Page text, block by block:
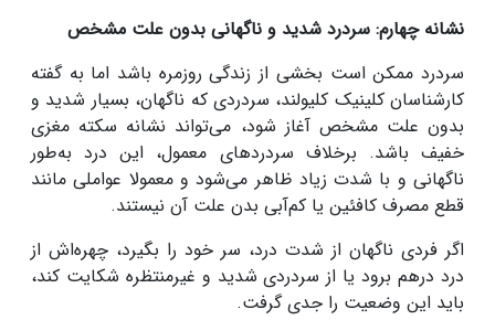
نشانه چهارم: سردرد شدید و ناگهانی بدون علت مشخص
سردرد ممکن است بخشی از زندگی روزمره باشد اما به گفته
کارشناسان کلینیک کلیولند، سردردی که ناگهان، بسیار شدید و
بدون علت مشخص آغاز شود، می‌تواند نشانه سکته مغزی
خفیف باشد. برخلاف سردردهای معمول، این درد به‌طور
ناگهانی و با شدت زیاد ظاهر می‌شود و معمولا عواملی مانند
قطع مصرف کافئین یا کم‌آبی بدن علت آن نیستند.
اگر فردی ناگهان از شدت درد، سر خود را بگیرد، چهره‌اش از
درد درهم برود یا از سردردی شدید و غیرمنتظره شکایت کند،
باید این وضعیت را جدی گرفت.